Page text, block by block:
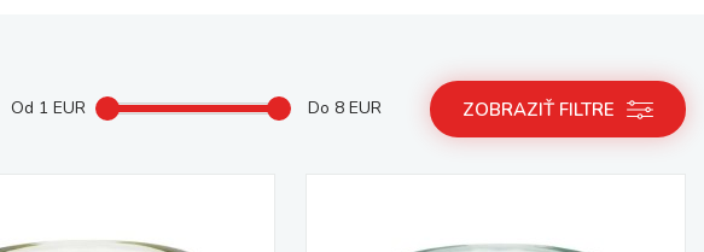
Od 1 EUR Do 8 EUR ZOBRAZIŤ FILTRE